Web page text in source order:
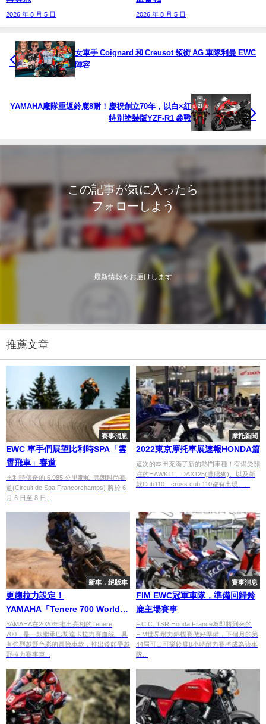
2026 年 8 月 5 日 2026 年 8 月 5 日
女車手 Coignard 和 Creusot 領銜 AG 車隊利曼 EWC
陣容
YAMAHA廠隊重返鈴鹿8耐！慶祝創立70年，以白×紅
特別塗裝版YZF-R1 參戰
この記事が気に入ったら
フォローしよう
最新情報をお届けします
推薦文章
賽事消息
EWC 車手們展望比利時SPA「雲
霄飛車」賽道
比利時傳奇的 6.985 公里斯帕-弗朗科尚賽
道(Circuit de Spa Francorchamps) 將於 6
月 6 日至 8 日...
摩托新聞
2022東京摩托車展速報HONDA篇
這次的本田充滿了新的熱門車種！有備受關
注的HAWK11、DAX125(臘腸狗)、以及新
款Cub110、cross cub 110都有出現。...
新車．絕版車
更趨拉力設定！
YAMAHA「Tenere 700 World
Raid」
YAMAHA在2020年推出亮相的Tenere
700，是一款繼承巴黎達卡拉力賽血統、具
有強烈越野色彩的冒險車款，推出後頗受越
野拉力賽事車...
賽事消息
FIM EWC冠軍車隊，準備回歸鈴
鹿主場賽事
F.C.C. TSR Honda France為即將到來的
FIM世界耐力錦標賽做好準備，下個月的第
44屆可口可樂鈴鹿8小時耐力賽將成為該車
隊...